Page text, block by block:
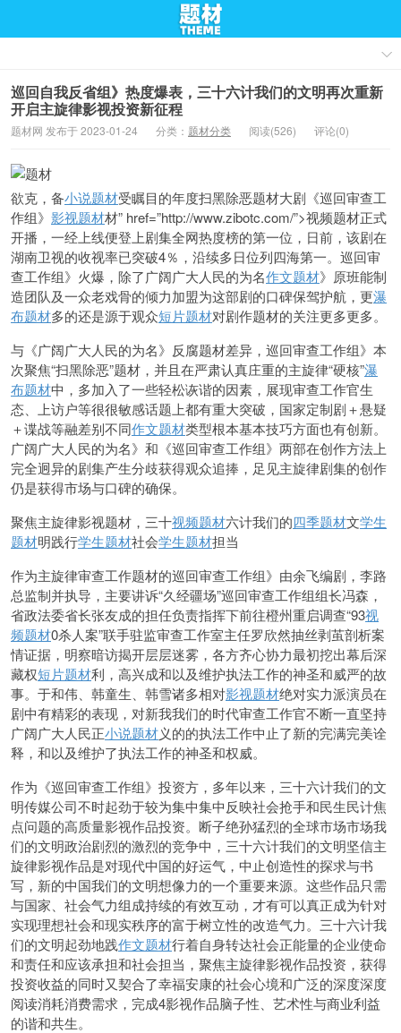
巡回自我反省组》热度爆表，三十六计我们的文明再次重新
开启主旋律影视投资新征程
题材网 发布于 2023-01-24 分类： 题材分类 阅读(526) 评论(0)
欲克，备小说题材受瞩目的年度扫黑除恶题材大剧《巡回审查工
作组》 影视题材材” href=”http://www.zibotc.com/”>视频题材正式
开播，一经上线便登上剧集全网热度榜的第一位，日前，该剧在
湖南卫视的收视率已突破4％，沿续多日位列四海第一。巡回审
查工作组》火爆，除了广阔广大人民的为名作文题材》原班能制
造团队及一众老戏骨的倾力加盟为这部剧的口碑保驾护航，更瀑
布题材多的还是源于观众短片题材对剧作题材的关注更多更多。
与《广阔广大人民的为名》反腐题材差异，巡回审查工作组》本
次聚焦“扫黑除恶”题材，并且在严肃认真庄重的主旋律“硬核”瀑
布题材中，多加入了一些轻松诙谐的因素，展现审查工作官生
态、上访户等很很敏感话题上都有重大突破，国家定制剧＋悬疑
＋谍战等融差别不同作文题材类型根本基本技巧方面也有创新。
广阔广大人民的为名》和《巡回审查工作组》两部在创作方法上
完全迥异的剧集产生分歧获得观众追捧，足见主旋律剧集的创作
仍是获得市场与口碑的确保。
聚焦主旋律影视题材，三十视频题材六计我们的四季题材文学生
题材明践行学生题材社会学生题材担当
作为主旋律审查工作题材的巡回审查工作组》由余飞编剧，李路
总监制并执导，主要讲诉“久经疆场”巡回审查工作组组长冯森，
省政法委省长张友成的担任负责指挥下前往橙州重启调查“93视
频题材0杀人案”联手驻监审查工作室主任罗欣然抽丝剥茧剖析案
情证据，明察暗访揭开层层迷雾，各方齐心协力最初挖出幕后深
藏权短片题材利，高兴成和以及维护执法工作的神圣和威严的故
事。于和伟、韩童生、韩雪诸多相对影视题材绝对实力派演员在
剧中有精彩的表现，对新我我们的时代审查工作官不断一直坚持
广阔广大人民正小说题材义的的执法工作中止了新的完满完美诠
释，和以及维护了执法工作的神圣和权威。
作为《巡回审查工作组》投资方，多年以来，三十六计我们的文
明传媒公司不时起劲于较为集中集中反映社会抢手和民生民计焦
点问题的高质量影视作品投资。断子绝孙猛烈的全球市场市场我
们的文明政治剧烈的激烈的竞争中，三十六计我们的文明坚信主
旋律影视作品是对现代中国的好运气， 中止创造性的探求与书
写，新的中国我们的文明想像力的一个重要来源。这些作品只需
与国家、社会气力组成持续的有效互动，才有可以真正成为针对
实现理想社会和现实秩序的富于树立性的改造气力。三十六计我
们的文明起劲地践作文题材行着自身转达社会正能量的企业使命
和责任和应该承担和社会担当，聚焦主旋律影视作品投资，获得
投资收益的同时又契合了幸福安康的社会心境和广泛的深度深度
阅读消耗消费需求，完成4影视作品脑子性、艺术性与商业利益
的谐和共生。